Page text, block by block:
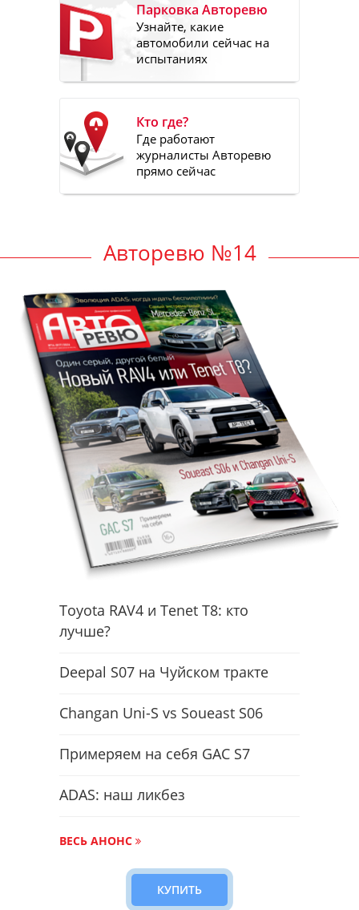
Парковка Авторевю
Узнайте, какие
автомобили сейчас на
испытаниях
Кто где?
Где работают
журналисты Авторевю
прямо сейчас
Авторевю №14
Toyota RAV4 и Tenet T8: кто
лучше?
Deepal S07 на Чуйском тракте
Changan Uni-S vs Soueast S06
Примеряем на себя GAC S7
ADAS: наш ликбез
ВЕСЬ АНОНС
КУПИТЬ